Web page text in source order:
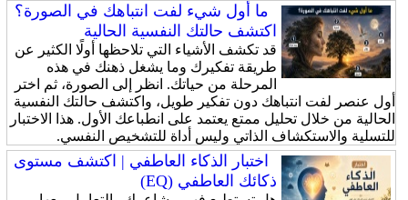
ما أول شيء لفت انتباهك في الصورة؟
اكتشف حالتك النفسية الحالية
قد تكشف الأشياء التي تلاحظها أولًا الكثير عن
طريقة تفكيرك وما يشغل ذهنك في هذه
المرحلة من حياتك. انظر إلى الصورة، ثم اختر
أول عنصر لفت انتباهك دون تفكير طويل، واكتشف حالتك النفسية
الحالية من خلال تحليل ممتع يعتمد على انطباعك الأول. هذا الاختبار
للتسلية والاستكشاف الذاتي وليس أداة للتشخيص النفسي.
اختبار الذكاء العاطفي | اكتشف مستوى
ذكائك العاطفي (EQ)